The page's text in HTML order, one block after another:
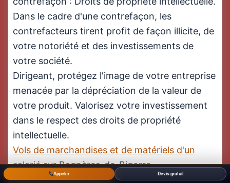
Dans le cadre d'une contrefaçon, les
contrefacteurs tirent profit de façon illicite, de
votre notoriété et des investissements de
votre société.
Dirigeant, protégez l'image de votre entreprise
menacée par la dépréciation de la valeur de
votre produit. Valorisez votre investissement
dans le respect des droits de propriété
intellectuelle.
Vols de marchandises et de matériels d'un
salariésur Bagnères-de-Bigorre
Appeler Devis gratuit